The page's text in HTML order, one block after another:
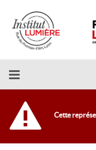
Retour
Cette